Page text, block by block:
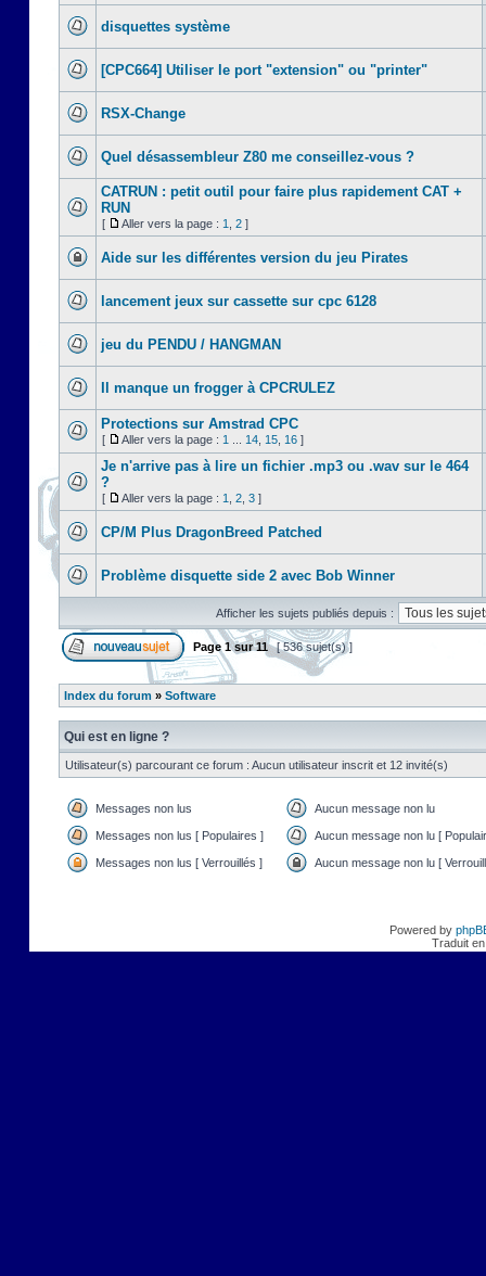
disquettes système
[CPC664] Utiliser le port "extension" ou "printer"
RSX-Change
Quel désassembleur Z80 me conseillez-vous ?
CATRUN : petit outil pour faire plus rapidement CAT +
RUN
[ Aller vers la page : 1 2 ]
Aide sur les différentes version du jeu Pirates
lancement jeux sur cassette sur cpc 6128
jeu du PENDU / HANGMAN
Il manque un frogger à CPCRULEZ
Protections sur Amstrad CPC
[ Aller vers la page : 1 14 15 16 ]
Je n'arrive pas à lire un fichier .mp3 ou .wav sur le 464
?
[ Aller vers la page : 1 2 3 ]
CP/M Plus DragonBreed Patched
Problème disquette side 2 avec Bob Winner
Afficher les sujets publiés depuis :
Page 1sur11 [ 536 sujet(s) ]
Index du forum » Software
Qui est en ligne ?
Utilisateur(s) parcourant ce forum : Aucun utilisateur inscrit et 12 invité(s)
Messages non lus Aucun message non lu
Messages non lus [ Populaires ] Aucun message non lu [
Messages non lus [ Verrouillés ] Aucun message non lu [
Powered by
Traduit